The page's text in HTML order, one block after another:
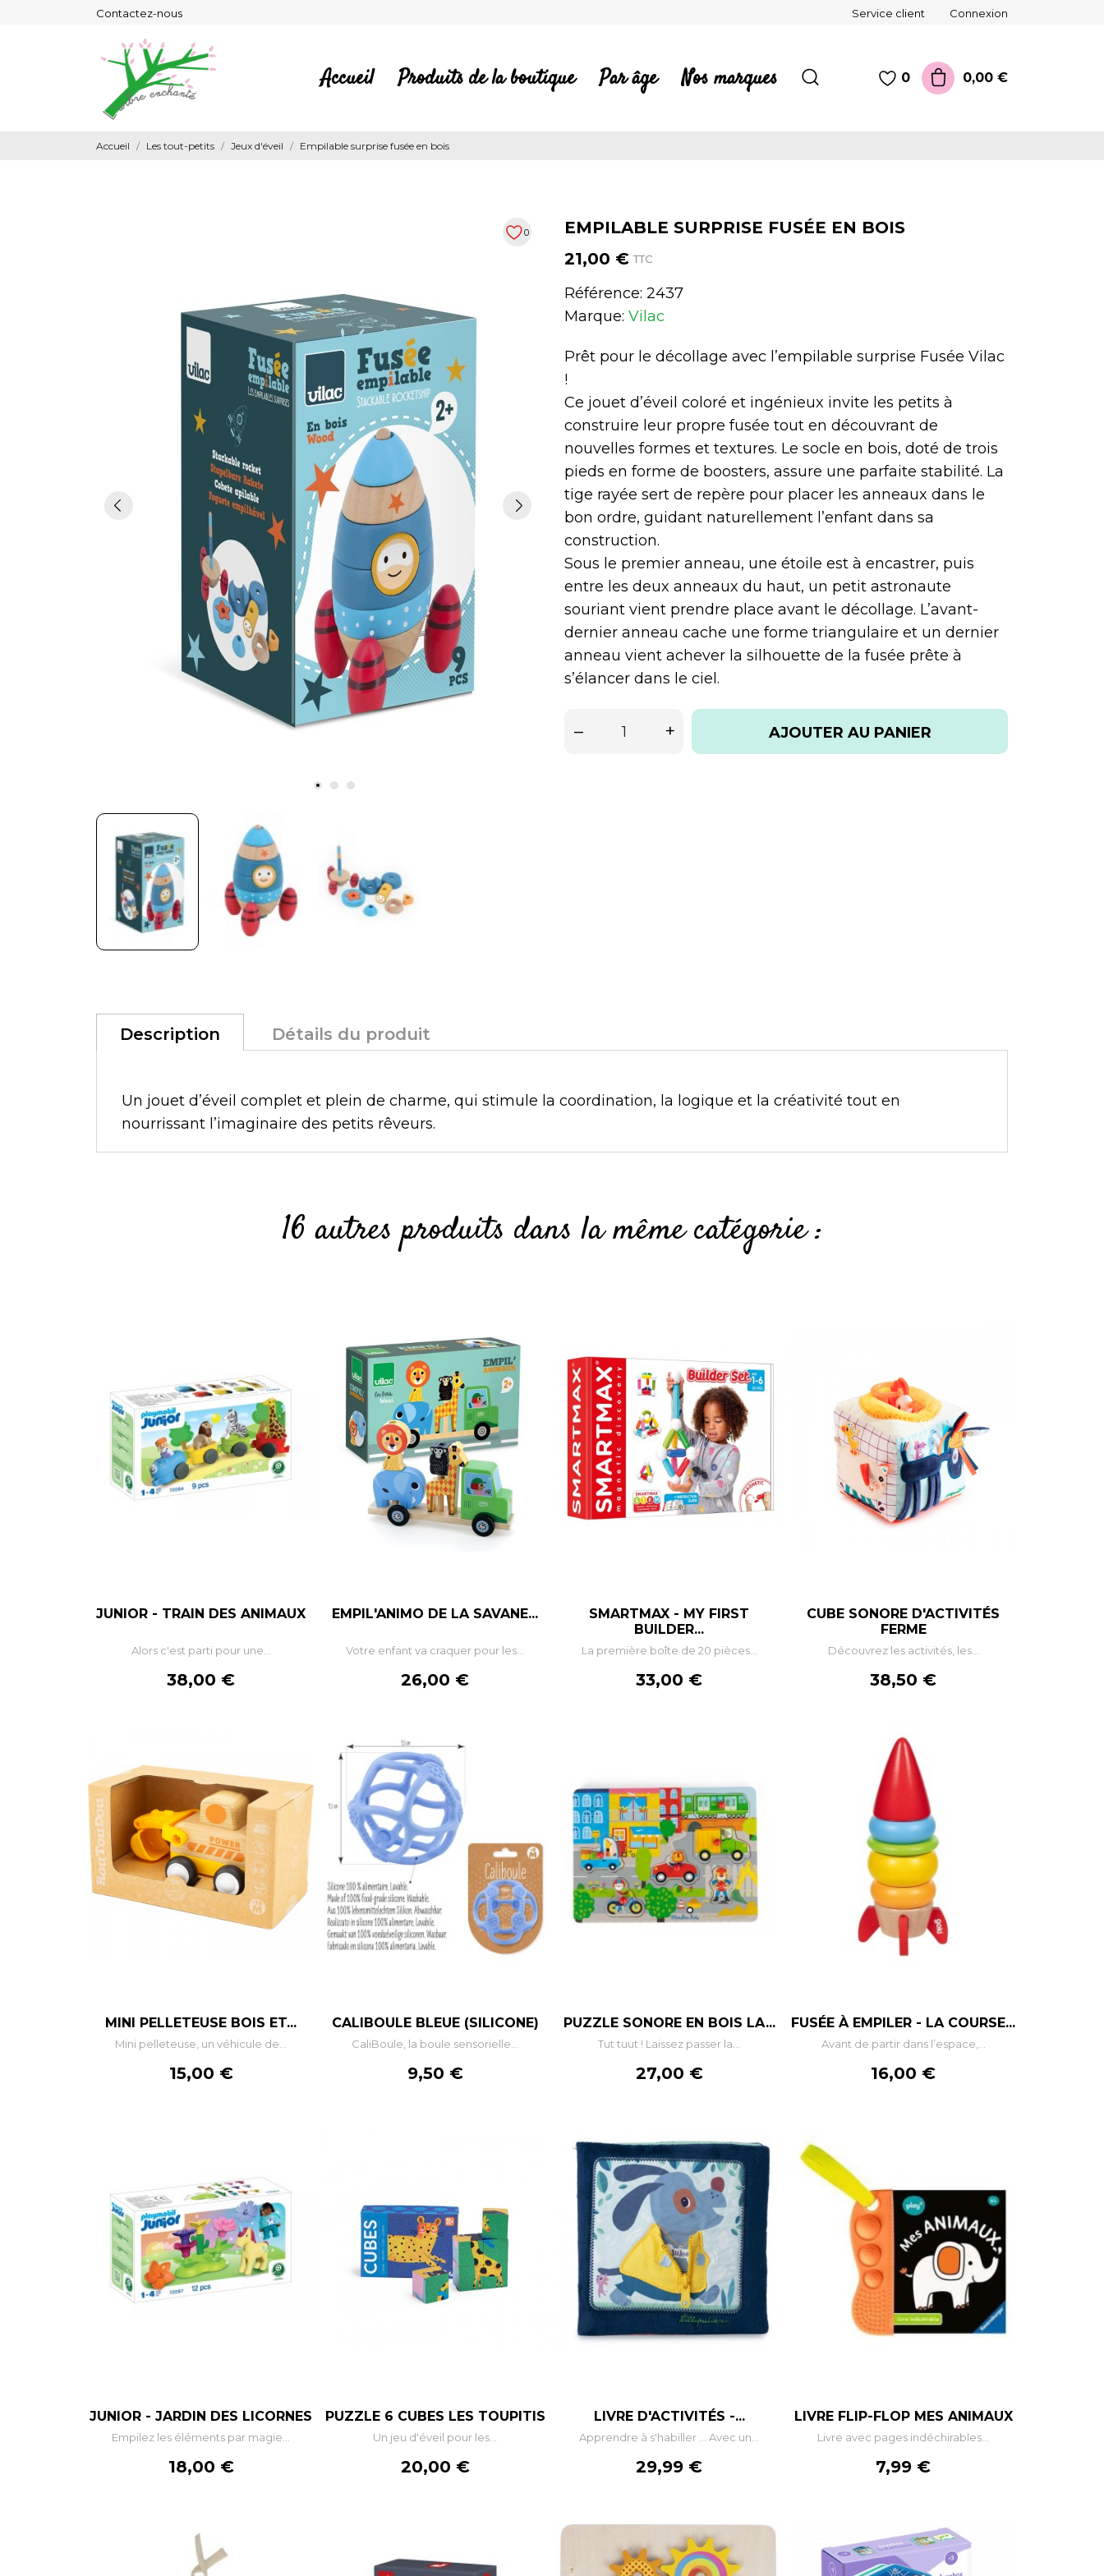
Contactez-nous Service client Connexion
Accueil Produits de la boutique Par âge Nos marques 0 0,00 €
Accueil Les tout-petits Jeux d'éveil Empilable surprise fusée en bois
0
EMPILABLE SURPRISE FUSÉE EN BOIS
21,00 € TTC
Référence: 2437
Marque: Vilac
Prêt pour le décollage avec l’empilable surprise Fusée Vilac
!
Ce jouet d’éveil coloré et ingénieux invite les petits à
construire leur propre fusée tout en découvrant de
nouvelles formes et textures. Le socle en bois, doté de trois
pieds en forme de boosters, assure une parfaite stabilité. La
tige rayée sert de repère pour placer les anneaux dans le
bon ordre, guidant naturellement l’enfant dans sa
construction.
Sous le premier anneau, une étoile est à encastrer, puis
entre les deux anneaux du haut, un petit astronaute
souriant vient prendre place avant le décollage. L’avant-
dernier anneau cache une forme triangulaire et un dernier
anneau vient achever la silhouette de la fusée prête à
s’élancer dans le ciel.
– + AJOUTER AU PANIER
Description Détails du produit
Un jouet d’éveil complet et plein de charme, qui stimule la coordination, la logique et la créativité tout en
nourrissant l’imaginaire des petits rêveurs.
16 autres produits dans la même catégorie :
JUNIOR - TRAIN DES ANIMAUX
Alors c'est parti pour une...
Prix
38,00 €
– + EMPIL'ANIMO DE LA SAVANE...
Votre enfant va craquer pour les...
Prix
26,00 €
– +
SMARTMAX - MY FIRST
BUILDER...
La première boîte de 20 pièces...
Prix
33,00 €
– +
CUBE SONORE D'ACTIVITÉS
FERME
Découvrez les activités, les...
Prix
38,50 €
– +
MINI PELLETEUSE BOIS ET...
Mini pelleteuse, un véhicule de...
Prix
15,00 €
– + CALIBOULE BLEUE (SILICONE)
CaliBoule, la boule sensorielle...
Prix
9,50 €
– + PUZZLE SONORE EN BOIS LA...
Tut tuut ! Laissez passer la...
Prix
27,00 €
– + FUSÉE À EMPILER - LA COURSE...
Avant de partir dans l’espace,...
Prix
16,00 €
– +
JUNIOR - JARDIN DES LICORNES
Empilez les éléments par magie...
Prix
18,00 €
– + PUZZLE 6 CUBES LES TOUPITIS
Un jeu d'éveil pour les...
Prix
20,00 €
– + LIVRE D'ACTIVITÉS -...
Apprendre à s'habiller … Avec un...
Prix
29,99 €
– LIVRE FLIP-FLOP MES ANIMAUX
Livre avec pages indéchirables...
Prix
7,99 €
– +